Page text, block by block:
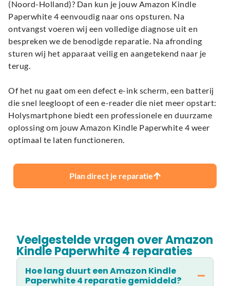
(Noord-Holland)? Dan kun je jouw Amazon Kindle
Paperwhite 4 eenvoudig naar ons opsturen. Na
ontvangst voeren wij een volledige diagnose uit en
bespreken we de benodigde reparatie. Na afronding
sturen wij het apparaat veilig en aangetekend naar je
terug.
Of het nu gaat om een defect e-ink scherm, een batterij
die snel leegloopt of een e-reader die niet meer opstart:
Holysmartphone biedt een professionele en duurzame
oplossing om jouw Amazon Kindle Paperwhite 4 weer
optimaal te laten functioneren.
Plan direct je reparatie
Veelgestelde vragen over Amazon
Kindle Paperwhite 4 reparaties
Hoe lang duurt een Amazon Kindle
Paperwhite 4 reparatie gemiddeld?